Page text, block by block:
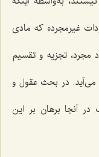
غیرمجرده که مادى
تجزیه و تقسیم
مى‌آید. در بحث عقول و
آنجا برهان بر این